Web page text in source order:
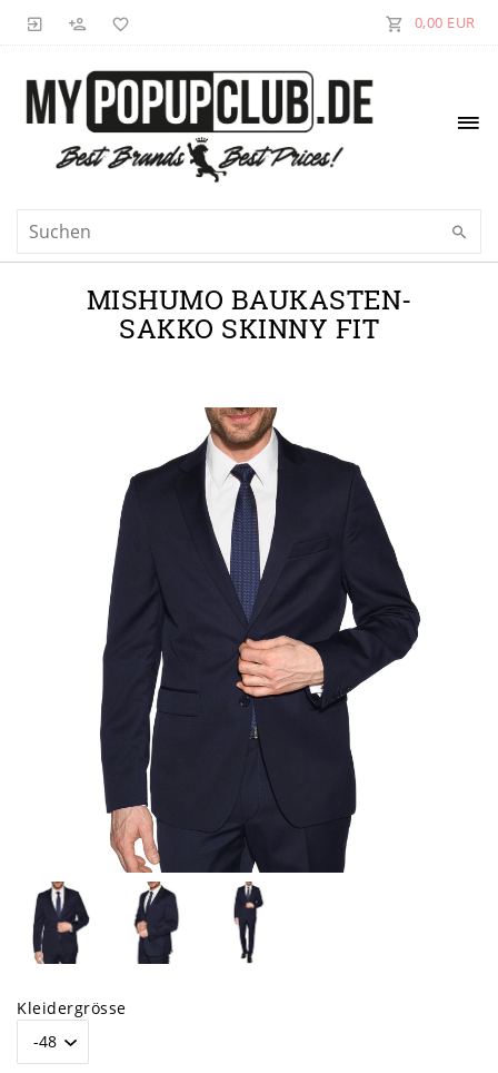
0,00 EUR
MISHUMO BAUKASTEN-
SAKKO SKINNY FIT
Kleidergrösse